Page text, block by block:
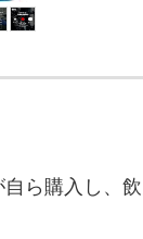
ら購入し、